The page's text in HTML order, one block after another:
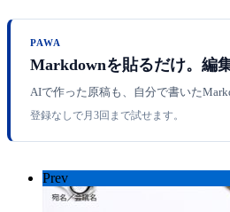
PAWA
Markdownを貼るだけ。編
AIで作った原稿も、自分で書いた
登録なしで月3回まで試せます。
Prev